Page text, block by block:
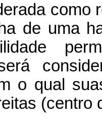
como
de uma
o qual
(centro